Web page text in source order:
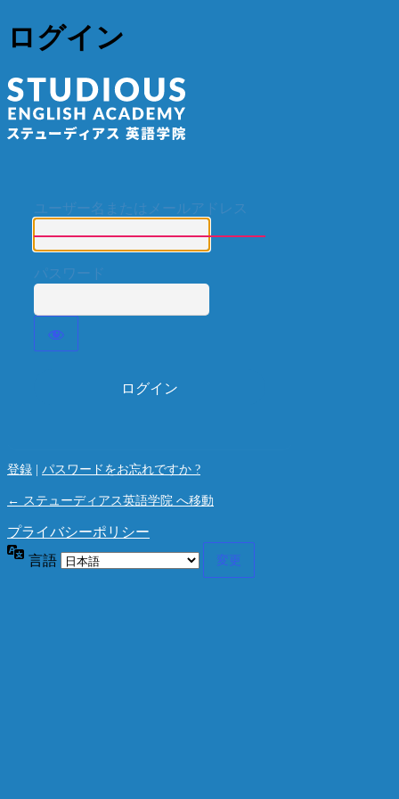
ログイン
ユーザー名またはメールアドレス
パスワード
登録 パスワードをお忘れですか ?
← ステューディアス英語学院 へ移動
プライバシーポリシー
言語